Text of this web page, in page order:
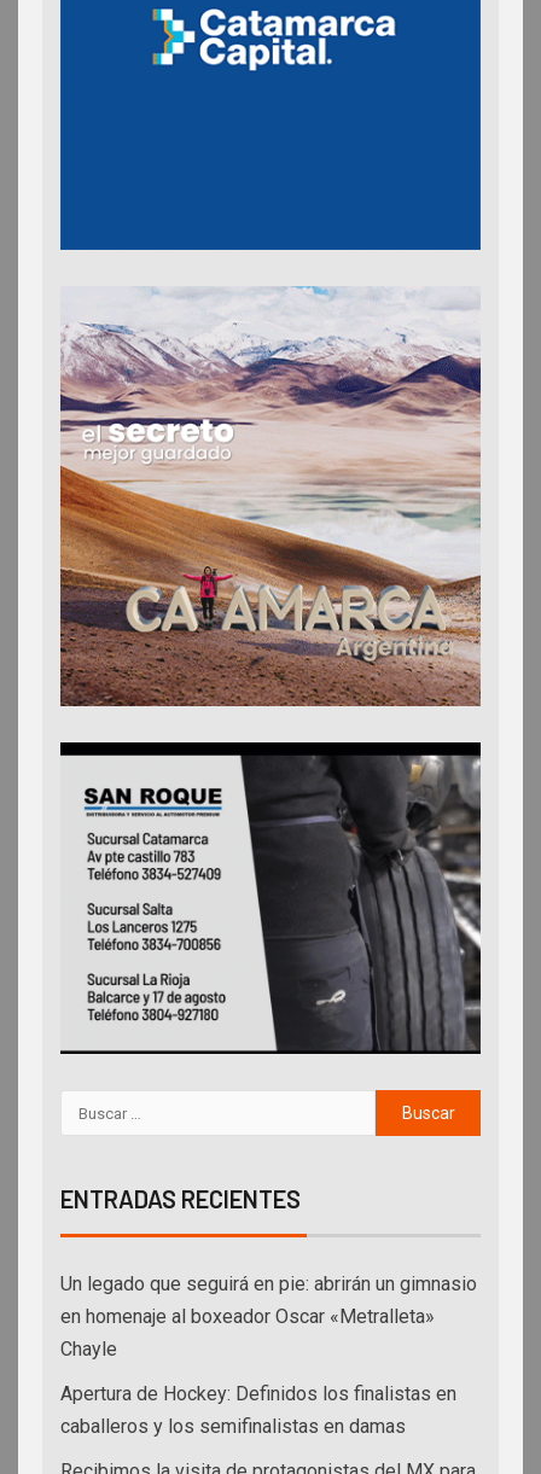
ENTRADAS RECIENTES
Un legado que seguirá en pie: abrirán un gimnasio
en homenaje al boxeador Oscar «Metralleta»
Chayle
Apertura de Hockey: Definidos los finalistas en
caballeros y los semifinalistas en damas